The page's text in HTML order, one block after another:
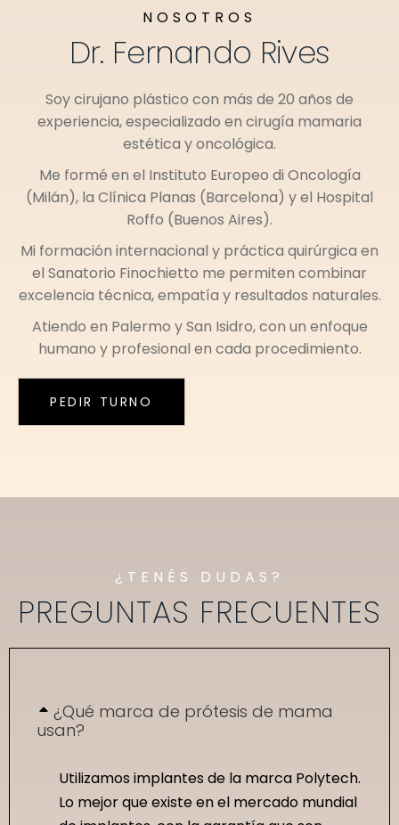
NOSOTROS
Dr. Fernando Rives
Soy cirujano plástico con más de 20 años de
experiencia, especializado en cirugía mamaria
estética y oncológica.
Me formé en el Instituto Europeo di Oncología
(Milán), la Clínica Planas (Barcelona) y el Hospital
Roffo (Buenos Aires).
Mi formación internacional y práctica quirúrgica en
el Sanatorio Finochietto me permiten combinar
excelencia técnica, empatía y resultados naturales.
Atiendo en Palermo ySan Isidro, con un enfoque
humano y profesional en cada procedimiento.
PEDIR TURNO
¿TENÉS DUDAS?
PREGUNTAS FRECUENTES
¿Qué marca de prótesis de mama
usan?
Utilizamos implantes de la marca Polytech.
Lo mejor que existe en el mercado mundial